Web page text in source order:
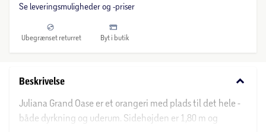
Se leveringsmuligheder og -priser
Ubegrænset returret Byt i butik
Beskrivelse keyboard_arrow_down
Juliana Grand Oase er et orangeri med plads til det hele -
både dyrkning og uderum. Sidehøjden er 1,80 m og